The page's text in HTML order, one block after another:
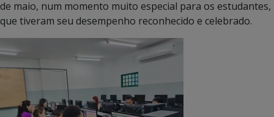
de maio, num momento muito especial para os estudantes,
que tiveram seu desempenho reconhecido e celebrado.